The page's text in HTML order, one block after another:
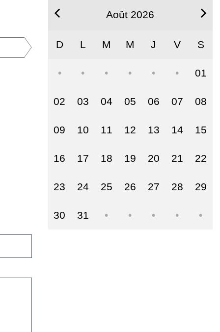
Août 2026
D L M M J V S
01
02 03 04 05 06 07 08
09 10 11 12 13 14 15
16 17 18 19 20 21 22
23 24 25 26 27 28 29
30 31